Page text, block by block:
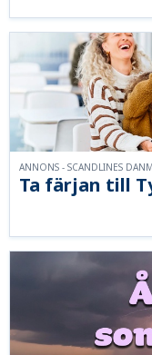
Ta färjan till
ANNONS - SCANDLINES